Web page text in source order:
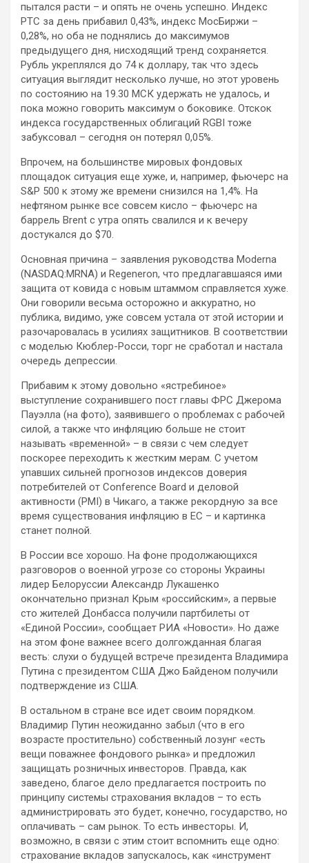
пытался расти – и опять не очень успешно. Индекс
РТС за день прибавил 0,43%, индекс МосБиржи –
0,28%, но оба не поднялись до максимумов
предыдущего дня, нисходящий тренд сохраняется.
Рубль укреплялся до 74 к доллару, так что здесь
ситуация выглядит несколько лучше, но этот уровень
по состоянию на 19.30 МСК удержать не удалось, и
пока можно говорить максимум о боковике. Отскок
индекса государственных облигаций RGBI тоже
забуксовал – сегодня он потерял 0,05%.
Впрочем, на большинстве мировых фондовых
площадок ситуация еще хуже, и, например, фьючерс на
S&P 500 к этому же времени снизился на 1,4%. На
нефтяном рынке все совсем кисло – фьючерс на
баррель Brent с утра опять свалился и к вечеру
достукался до $70.
Основная причина – заявления руководства Moderna
(NASDAQ:MRNA) и Regeneron, что предлагавшаяся ими
защита от ковида с новым штаммом справляется хуже.
Они говорили весьма осторожно и аккуратно, но
публика, видимо, уже совсем устала от этой истории и
разочаровалась в усилиях защитников. В соответствии
с моделью Кюблер-Росси, торг не сработал и настала
очередь депрессии.
Прибавим к этому довольно «ястребиное»
выступление сохранившего пост главы ФРС Джерома
Пауэлла (на фото), заявившего о проблемах с рабочей
силой, а также что инфляцию больше не стоит
называть «временной» – в связи с чем следует
поскорее переходить к жестким мерам. С учетом
упавших сильней прогнозов индексов доверия
потребителей от Conference Board и деловой
активности (PMI) в Чикаго, а также рекордную за все
время существования инфляцию в ЕС – и картинка
станет полной.
В России все хорошо. На фоне продолжающихся
разговоров о военной угрозе со стороны Украины
лидер Белоруссии Александр Лукашенко
окончательно признал Крым «российским», а первые
сто жителей Донбасса получили партбилеты от
«Единой России», сообщает РИА «Новости». Но даже
на этом фоне важнее всего долгожданная благая
весть: слухи о будущей встрече президента Владимира
Путина с президентом США Джо Байденом получили
подтверждение из США.
В остальном в стране все идет своим порядком.
Владимир Путин неожиданно забыл (что в его
возрасте простительно) собственный лозунг «есть
вещи поважнее фондового рынка» и предложил
защищать розничных инвесторов. Правда, как
заведено, благое дело предлагается построить по
принципу системы страхования вкладов – то есть
администрировать это будет, конечно, государство, но
оплачивать – сам рынок. То есть инвесторы. И,
возможно, в связи с этим стоит вспомнить еще одно:
страхование вкладов запускалось, как «инструмент